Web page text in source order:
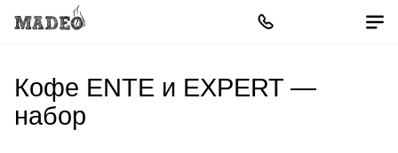
Кофе ENTE и EXPERT —
набор